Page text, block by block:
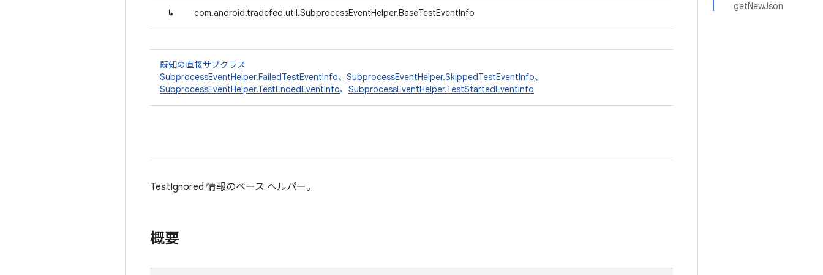
getNewJson
↳ com.android.tradefed.util.SubprocessEventHelper.BaseTestEventInfo
既知の直接サブクラス
SubprocessEventHelper.FailedTestEventInfo、 SubprocessEventHelper.SkippedTestEventInfo、
SubprocessEventHelper.TestEndedEventInfo、 SubprocessEventHelper.TestStartedEventInfo
TestIgnored 情報のベース ヘルパー。
概要